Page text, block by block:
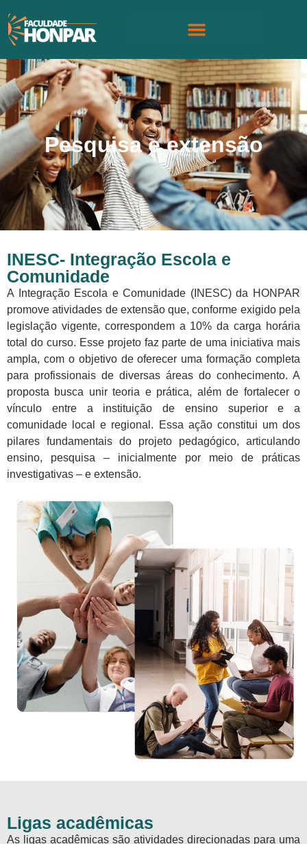
Pesquisa e extensão
INESC- Integração Escola e
Comunidade
A Integração Escola e Comunidade (INESC) da HONPAR
promove atividades de extensão que, conforme exigido pela
legislação vigente, correspondem a 10% da carga horária
total do curso. Esse projeto faz parte de uma iniciativa mais
ampla, com o objetivo de oferecer uma formação completa
para profissionais de diversas áreas do conhecimento. A
proposta busca unir teoria e prática, além de fortalecer o
vínculo entre a instituição de ensino superior e a
comunidade local e regional. Essa ação constitui um dos
pilares fundamentais do projeto pedagógico, articulando
ensino, pesquisa – inicialmente por meio de práticas
investigativas – e extensão.
Ligas acadêmicas
As ligas acadêmicas são atividades direcionadas para uma